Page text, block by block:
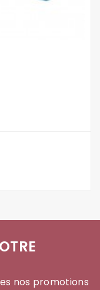
nos promotions